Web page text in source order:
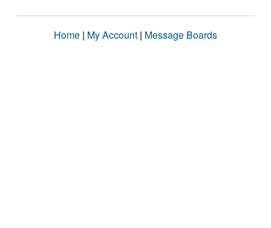
Home | My Account | Message Boards